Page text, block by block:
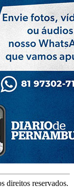
direitos reservados.